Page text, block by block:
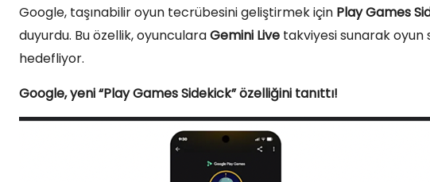
Google, taşınabilir oyun tecrübesini geliştirmek için Play Games
duyurdu. Bu özellik, oyuncularaGemini Live takviyesi sunarak oyun
hedefliyor.
Google, yeni “Play Games Sidekick” özelliğini tanıttı!